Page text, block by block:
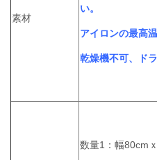
素材
い。
アイロンの最高
乾燥機不可、ド
数量1：幅80cm